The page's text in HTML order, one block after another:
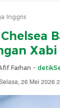
Inggris
Farhan -
26 Mei 2026